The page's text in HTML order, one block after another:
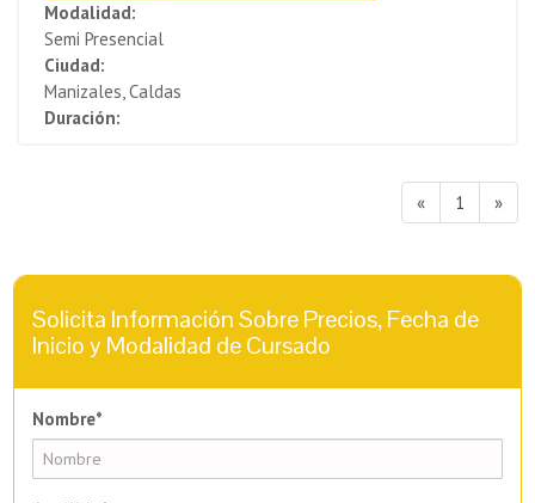
Modalidad:
Semi Presencial
Ciudad:
Manizales, Caldas
Duración:
« 1 »
Solicita Información Sobre Precios, Fecha de
Inicio y Modalidad de Cursado
Nombre*